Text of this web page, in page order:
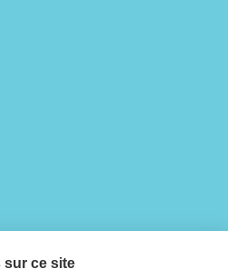
sur ce site